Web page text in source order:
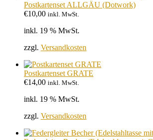
Postkartenset ALLGÄU (Dotwork)
€10,00 inkl. MwSt.
inkl. 19 % MwSt.
zzgl. Versandkosten
Postkartenset GRATE
€14,00 inkl. MwSt.
inkl. 19 % MwSt.
zzgl. Versandkosten